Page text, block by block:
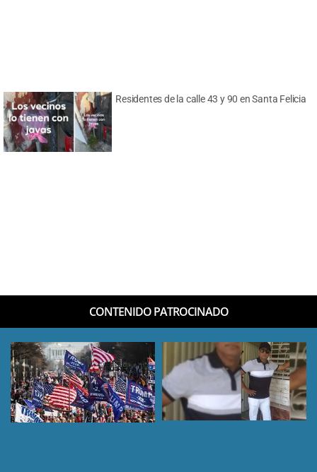
Residentes de la calle 43 y 90 en Santa Felicia
CONTENIDO PATROCINADO